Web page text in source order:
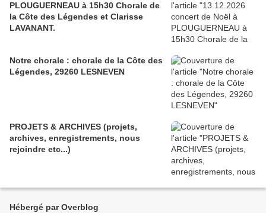
PLOUGUERNEAU à 15h30 Chorale de
la Côte des Légendes et Clarisse
LAVANANT.
Notre chorale : chorale de la Côte des
Légendes, 29260 LESNEVEN
PROJETS & ARCHIVES (projets,
archives, enregistrements, nous
rejoindre etc...)
Hébergé par Overblog